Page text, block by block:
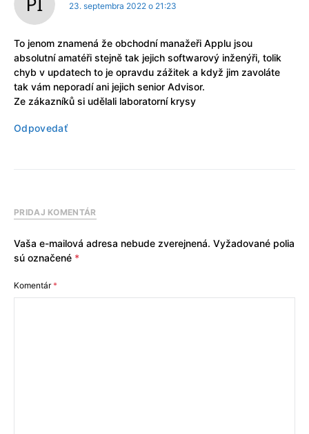
23. septembra 2022 o 21:23
To jenom znamená že obchodní manažeři Applu jsou
absolutní amatéři stejně tak jejich softwarový inženýři, tolik
chyb v updatech to je opravdu zážitek a když jim zavoláte
tak vám neporadí ani jejich senior Advisor.
Ze zákazníků si udělali laboratorní krysy
Odpovedať
PRIDAJ KOMENTÁR
Vaša e-mailová adresa nebude zverejnená. Vyžadované polia
sú označené *
Komentár*